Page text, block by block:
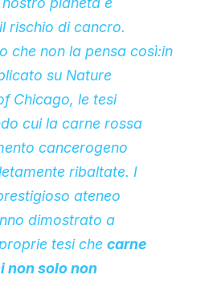
rischio di cancro.
che non la pensa così:in
su Nature
Chicago, le tesi
cui la carne rossa
cancerogeno
ribaltate. I
ateneo
dimostrato a
tesi che carne
non solo non